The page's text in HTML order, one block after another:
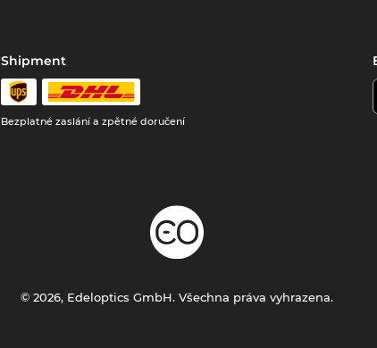
Shipment
Bezplatné zaslání a zpětné doručení
© 2026, Edeloptics GmbH. Všechna práva vyhrazena.